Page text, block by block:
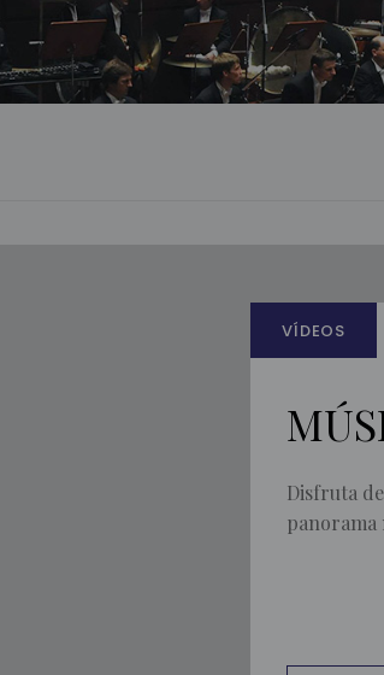
VÍDEOS
Disfruta
panorama